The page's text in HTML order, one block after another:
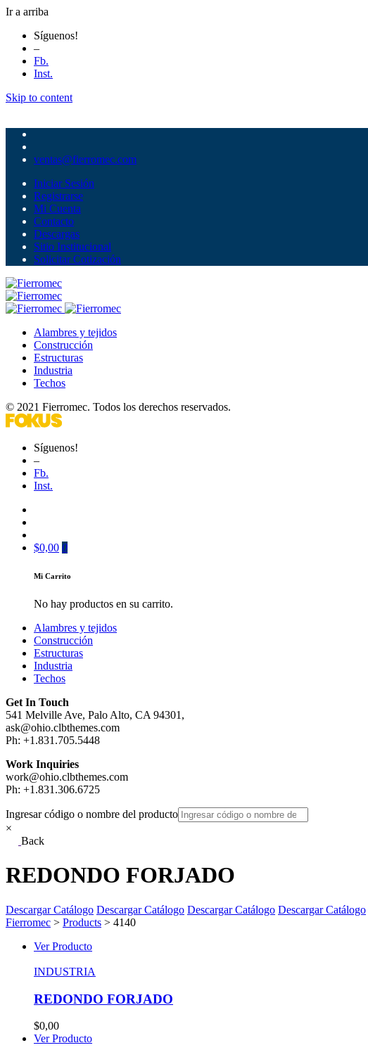
Ir a arriba
Síguenos!
–
Fb.
Inst.
Skip to content
ventas@fierromec.com
Iniciar Sesión
Registrarse
Mi Cuenta
Contacto
Descargas
Sitio Institucional
Solicitar Cotización
Alambres y tejidos
Construcción
Estructuras
Industria
Techos
© 2021 Fierromec. Todos los derechos reservados.
Síguenos!
–
Fb.
Inst.
$0,00 0
Mi Carrito
No hay productos en su carrito.
Alambres y tejidos
Construcción
Estructuras
Industria
Techos
Get In Touch
541 Melville Ave, Palo Alto, CA 94301,
ask@ohio.clbthemes.com
Ph: +1.831.705.5448
Work Inquiries
work@ohio.clbthemes.com
Ph: +1.831.306.6725
Ingresar código o nombre del producto
×
Back
REDONDO FORJADO
Descargar Catálogo Descargar Catálogo Descargar Catálogo Descargar Catálogo
Fierromec > Products > 4140
Ver Producto
INDUSTRIA
REDONDO FORJADO
$0,00
Ver Producto